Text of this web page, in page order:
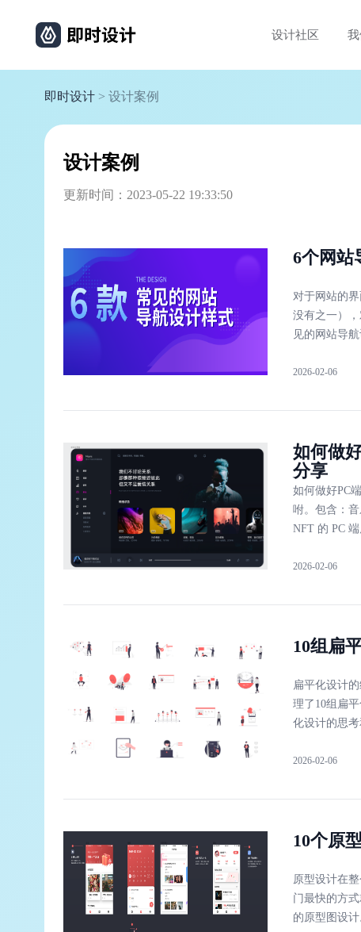
设计社区
即时设计 > 设计案例
设计案例
更新时间：2023-05-22 19:33:50
6个网站
对于网站的
没有之一）
见的网站导航
2026-02-06
如何做
分享
如何做好PC
咐。包含：音
NFT 的 PC
2026-02-06
10组扁
扁平化设计
理了10组扁
化设计的思考
2026-02-06
10个原
原型设计在
门最快的方
的原型图设计